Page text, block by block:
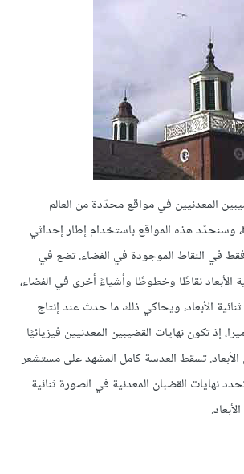
المعدنيين في مواقع محدّدة من العالم
الحقيقي real world، وسنحدّد هذه المواقع باستخدام إطار إحداثي
فقط في النقاط الموجودة في الفضاء. تضع في
الأبعاد نقاطًا وخطوطًا وأشياءً أخرى في الفضاء،
الأبعاد، ويحاكي ذلك ما حدث عند إنتاج
إذ تكون نهايات القضيبين المعدنيين فيزيائيًا
الأبعاد. تسقط العدسة كامل المشهد على مستشعر
نهايات القضبان المعدنية في الصورة ثنائية